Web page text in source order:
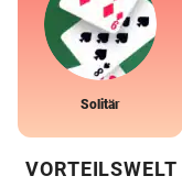
Solitär